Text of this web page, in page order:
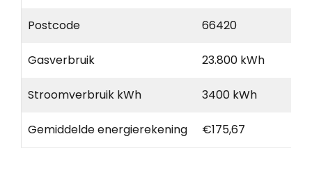
Postcode 66420
Gasverbruik 23.800 kWh
Stroomverbruik kWh 3400 kWh
Gemiddelde energierekening €175,67